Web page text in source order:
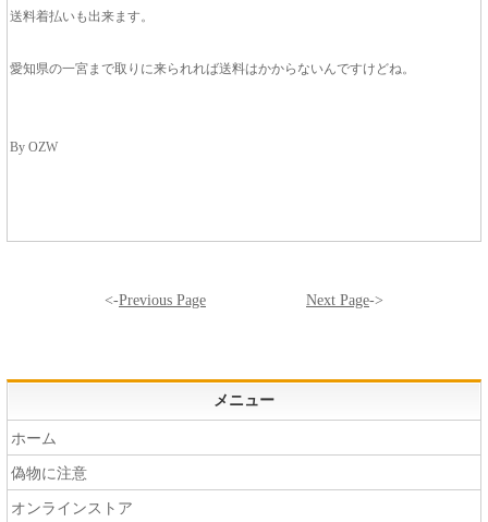
送料着払いも出来ます。
愛知県の一宮まで取りに来られれば送料はかからないんですけどね。
By OZW
<-Previous Page Next Page->
メニュー
ホーム
偽物に注意
オンラインストア